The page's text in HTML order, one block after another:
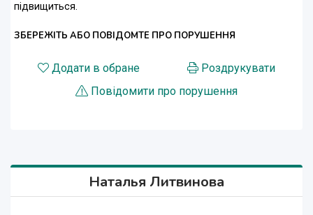
підвищиться.
ЗБЕРЕЖІТЬ АБО ПОВІДОМТЕ ПРО ПОРУШЕННЯ
Додати в обране
Роздрукувати
Повідомити про порушення
Наталья Литвинова